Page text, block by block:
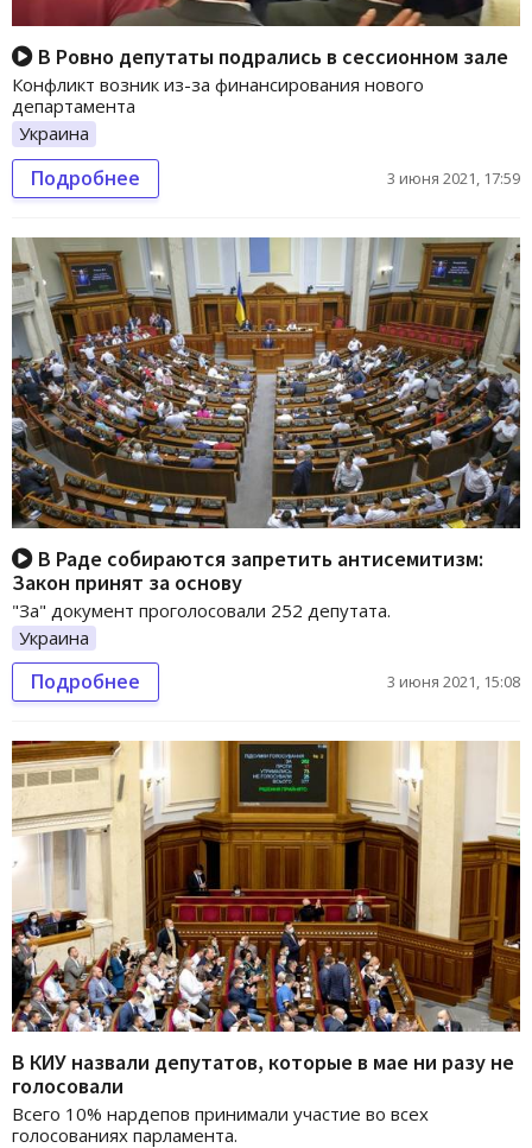
В Ровно депутаты подрались в сессионном зале
Конфликт возник из-за финансирования нового
департамента
Украина
Подробнее 3 июня 2021, 17:59
В Раде собираются запретить антисемитизм:
Закон принят за основу
"За" документ проголосовали 252 депутата.
Украина
Подробнее 3 июня 2021, 15:08
В КИУ назвали депутатов, которые в мае ни разу не
голосовали
Всего 10% нардепов принимали участие во всех
голосованиях парламента.